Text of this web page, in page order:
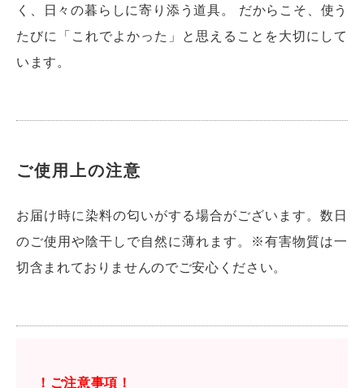
く、日々の暮らしに寄り添う道具。 だからこそ、使う
たびに「これでよかった」と思えることを大切にして
います。
ご使用上の注意
お届け時に染料の匂いがする場合がございます。数日
のご使用や陰干しで自然に薄れます。※有害物質は一
切含まれておりませんのでご安心ください。
！ご注意事項！